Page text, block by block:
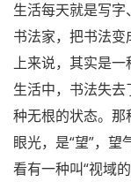
生活每天就是写
书法家，把书法
上来说，其实是
生活中，书法失
种无根的状态。
眼光，是“望”，
看有一种叫“视域